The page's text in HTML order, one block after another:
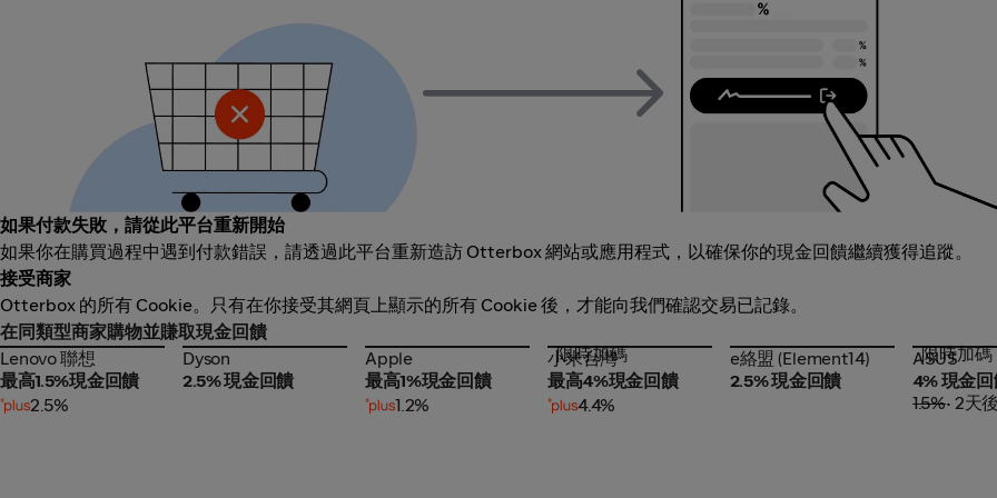
如果付款失敗，請從此平台重新開始
如果你在購買過程中遇到付款錯誤，請透過此平台重新造訪 Otterbox 網站或應用程式，以確保你的現金回饋繼續獲得追蹤。
接受商家
Otterbox 的所有 Cookie。只有在你接受其網頁上顯示的所有 Cookie 後，才能向我們確認交易已記錄。
在同類型商家購物並賺取現金回饋
Lenovo 聯想
Lenovo 聯想
最高1.5%現金回饋
2.5%
Dyson
Dyson
2.5% 現金回饋
Apple
Apple
最高1%現金回饋
1.2%
小米台灣
限時加碼
小米台灣
最高4%現金回饋
4.4%
e絡盟 (Element14)
e絡盟 (Element14)
2.5% 現金回饋
ASUS
限時加碼
ASUS
4% 現金
1.5%• 2天